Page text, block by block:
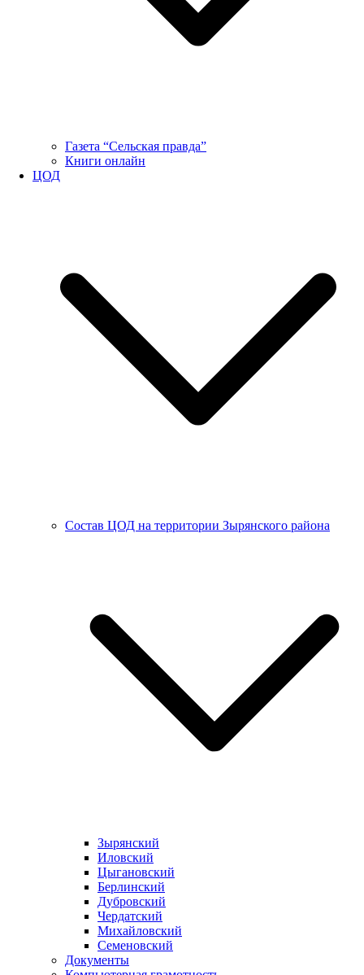
Газета “Сельская правда”
Книги онлайн
ЦОД
Состав ЦОД на территории Зырянского района
Зырянский
Иловский
Цыгановский
Берлинский
Дубровский
Чердатский
Михайловский
Семеновский
Документы